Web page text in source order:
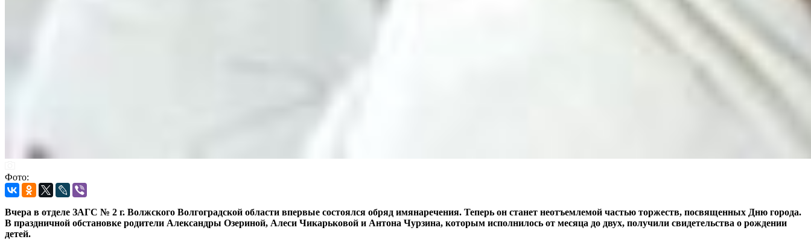
Фото:
Вчера в отделе ЗАГС № 2 г. Волжского Волгоградской области впервые состоялся обряд имянаречения. Теперь он станет неотъемлемой частью торжеств, посвященных Дню города.
В праздничной обстановке родители Александры Озериной, Алеси Чикарьковой и Антона Чурзина, которым исполнилось от месяца до двух, получили свидетельства о рождении
детей.